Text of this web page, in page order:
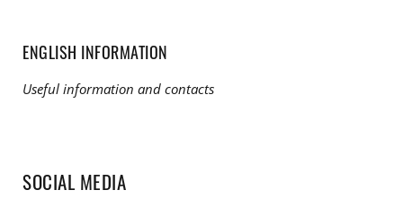
ENGLISH INFORMATION
Useful information and contacts
SOCIAL MEDIA